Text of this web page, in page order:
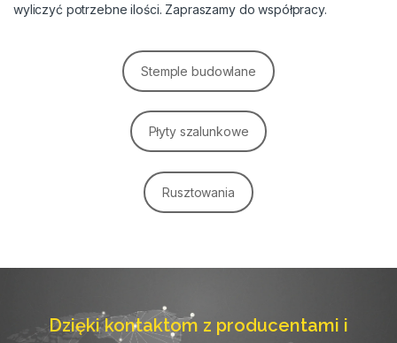
wyliczyć potrzebne ilości. Zapraszamy do współpracy.
Stemple budowlane
Płyty szalunkowe
Rusztowania
Dzięki kontaktom z producentami i